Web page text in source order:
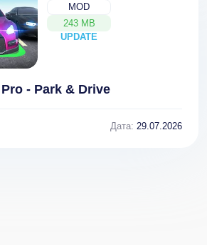
MOD
243 MB
UPDATE
NEW
- Park & Drive
Дата: 29.07.2026